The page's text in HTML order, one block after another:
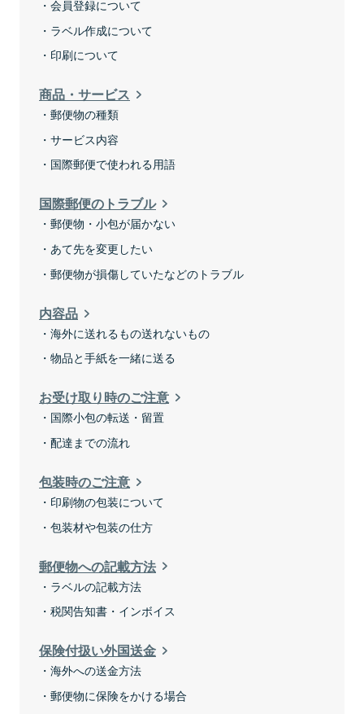
会員登録について
ラベル作成について
印刷について
商品・サービス
郵便物の種類
サービス内容
国際郵便で使われる用語
国際郵便のトラブル
郵便物・小包が届かない
あて先を変更したい
郵便物が損傷していたなどのトラブル
内容品
海外に送れるもの送れないもの
物品と手紙を一緒に送る
お受け取り時のご注意
国際小包の転送・留置
配達までの流れ
包装時のご注意
印刷物の包装について
包装材や包装の仕方
郵便物への記載方法
ラベルの記載方法
税関告知書・インボイス
保険付扱い外国送金
海外への送金方法
郵便物に保険をかける場合